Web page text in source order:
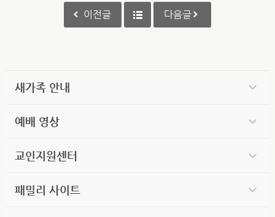
이전글 다음글
새가족 안내
예배 영상
교인지원센터
패밀리 사이트